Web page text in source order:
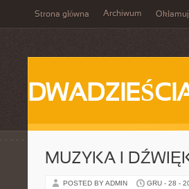
Strona główna Archiwum
MUZYKA I
POSTED BY ADMIN GRU - 28 -